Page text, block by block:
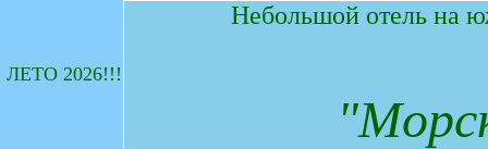
ЛЕТО 2026!!!
Небольшой отель на
"М